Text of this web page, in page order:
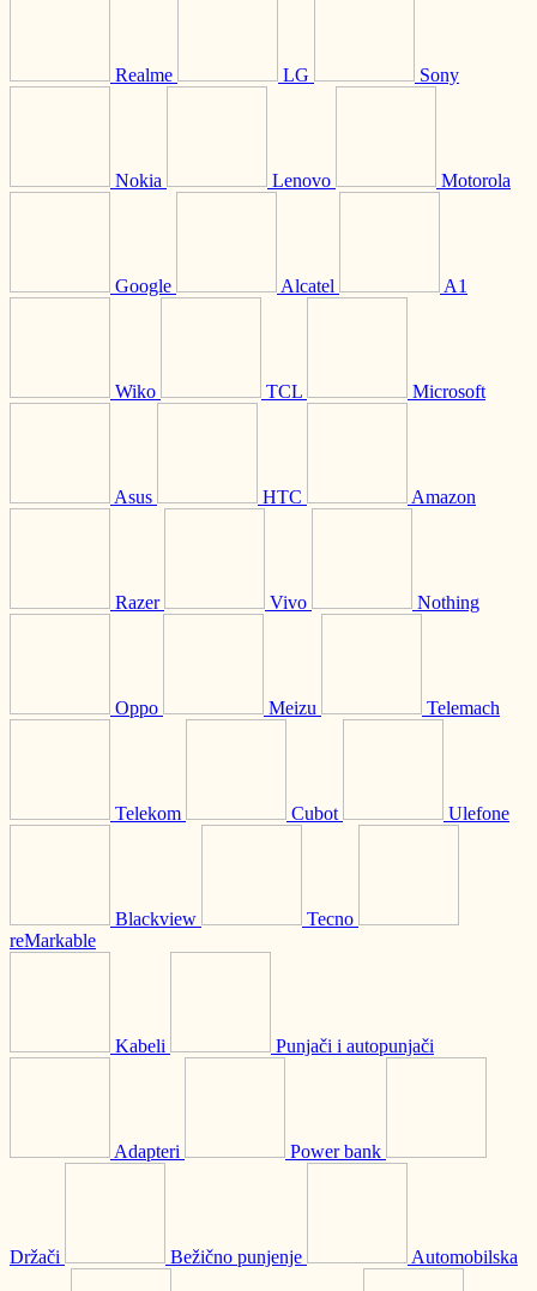
Realme LG Sony
Nokia Lenovo Motorola
Google Alcatel A1
Wiko TCL Microsoft
Asus HTC Amazon
Razer Vivo Nothing
Oppo Meizu Telemach
Telekom Cubot Ulefone
Blackview
Tecno
reMarkable
Kabeli Punjači i autopunjači
Adapteri Power bank
Držači Bežično punjenje Automobilska